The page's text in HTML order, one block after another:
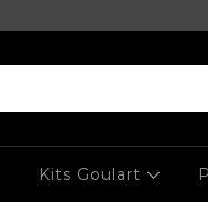
Kits Goulart